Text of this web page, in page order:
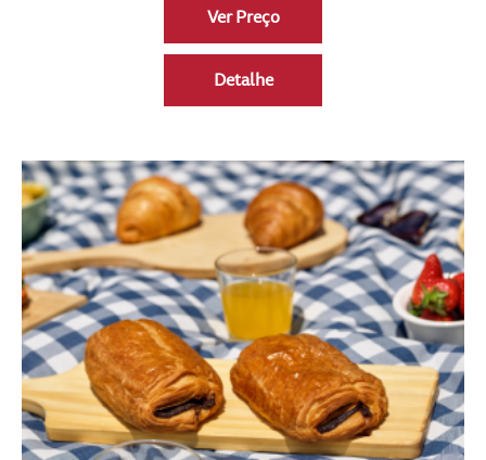
Ver Preço
Detalhe